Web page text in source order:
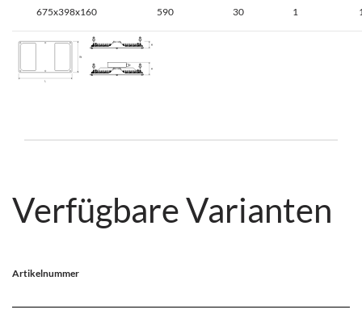
675x398x160 590 30 1
Verfügbare Varianten
Artikelnummer